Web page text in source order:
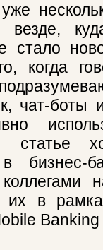
везде,
стало
когда
чат-
бизнес-
в